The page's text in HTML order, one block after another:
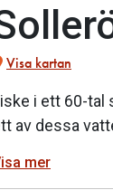
Visa kartan
i ett 60-tal
av dessa
mer